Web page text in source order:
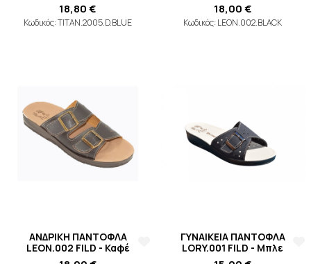
18,80 €
Κωδικός: ΤΙΤΑΝ.2005.D.BLUE
18,00 €
Κωδικός: LEON.002.BLACK
ΑΝΔΡΙΚΗ ΠΑΝΤΟΦΛΑ
LEON.002 FILD - Καφέ
ΓΥΝΑΙΚΕΙΑ ΠΑΝΤΟΦΛΑ
LORY.001 FILD - Μπλε